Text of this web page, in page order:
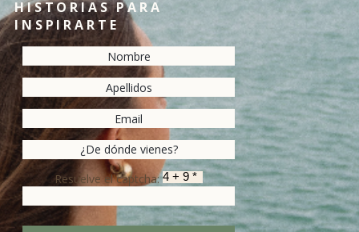
HISTORIAS PARA
INSPIRARTE
Resuelve el captcha: